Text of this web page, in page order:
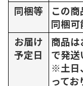
同梱等
この商
同梱可
お届け
予定日
商品
で発送
※土日
ってお